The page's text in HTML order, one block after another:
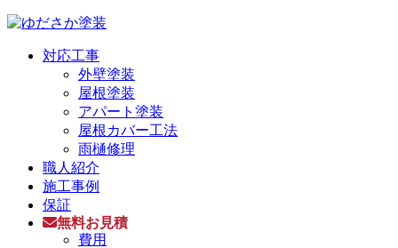
対応工事
外壁塗装
屋根塗装
アパート塗装
屋根カバー工法
雨樋修理
職人紹介
施工事例
保証
無料お見積
費用